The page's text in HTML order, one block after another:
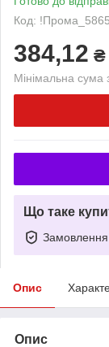
Код:
384,12 ₴
Мінімальна
Що таке
Замовлення
Опис
Опис